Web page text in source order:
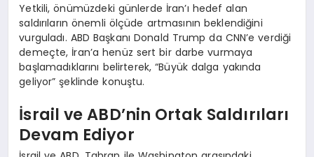
Yetkili, önümüzdeki günlerde İran’ı hedef alan
saldırıların önemli ölçüde artmasının beklendiğini
vurguladı. ABD Başkanı Donald Trump da CNN’e verdiği
demeçte, İran’a henüz sert bir darbe vurmaya
başlamadıklarını belirterek, “Büyük dalga yakında
geliyor” şeklinde konuştu.
İsrail ve ABD’nin Ortak Saldırıları
Devam Ediyor